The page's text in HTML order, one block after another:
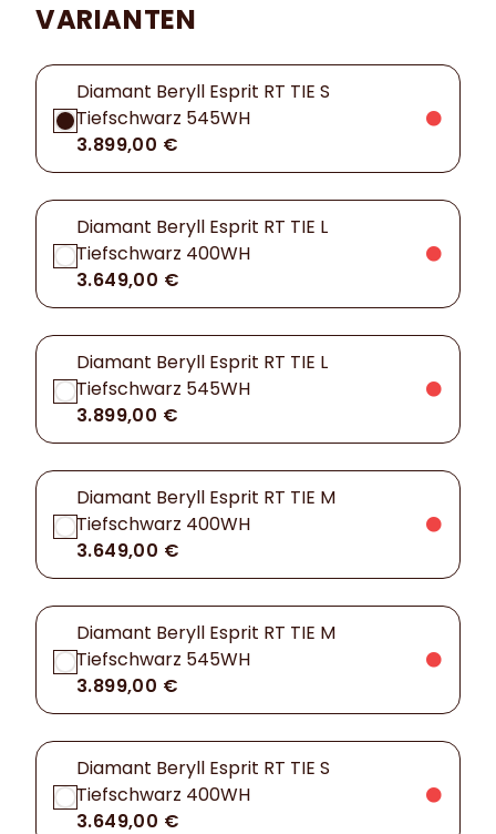
VARIANTEN
Diamant Beryll Esprit RT TIE S
Tiefschwarz 545WH
3.899,00 €
Diamant Beryll Esprit RT TIE L
Tiefschwarz 400WH
3.649,00 €
Diamant Beryll Esprit RT TIE L
Tiefschwarz 545WH
3.899,00 €
Diamant Beryll Esprit RT TIE M
Tiefschwarz 400WH
3.649,00 €
Diamant Beryll Esprit RT TIE M
Tiefschwarz 545WH
3.899,00 €
Diamant Beryll Esprit RT TIE S
Tiefschwarz 400WH
3.649,00 €